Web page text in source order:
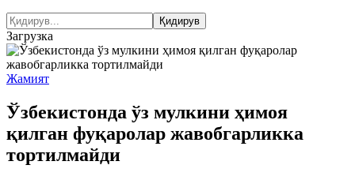
Загрузка
Жамият
Ўзбекистонда ўз мулкини ҳимоя
қилган фуқаролар жавобгарликка
тортилмайди